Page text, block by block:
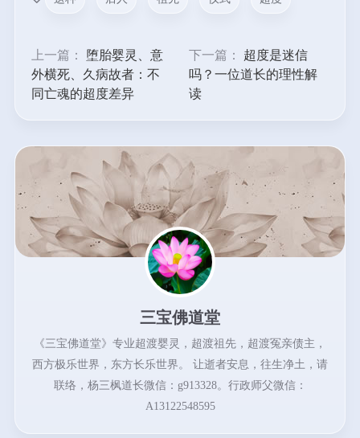
上一篇：
堕胎婴灵、意
外横死、久病故者：不
同亡魂的超度差异
下一篇：
超度是迷信
吗？一位道长的理性解
读
三宝佛道堂
《三宝佛道堂》专业超渡婴灵，超渡祖先，超渡冤亲债主，
西方极乐世界，东方长乐世界。 让逝者安息，往生净土，请
联络，杨三枫道长微信：g913328。行政师父微信：
A13122548595